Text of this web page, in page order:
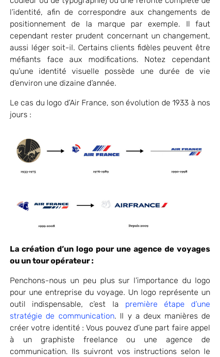
l’identité, afin de correspondre aux changements de
positionnement de la marque par exemple. Il faut
cependant rester prudent concernant un changement,
aussi léger soit-il. Certains clients fidèles peuvent être
méfiants face aux modifications. Notez cependant
qu’une identité visuelle possède une durée de vie
d’environ une dizaine d’année.
Le cas du logo d’Air France, son évolution de 1933 à nos
jours :
La création d’un logo pour une agence de voyages
ou un tour opérateur :
Penchons-nous un peu plus sur l’importance du logo
pour une entreprise du voyage. Un logo représente un
outil indispensable, c’est la première étape d’une
stratégie de communication. Il y a deux manières de
créer votre identité : Vous pouvez d’une part faire appel
à un graphiste freelance ou une agence de
communication. Ils suivront vos instructions selon le